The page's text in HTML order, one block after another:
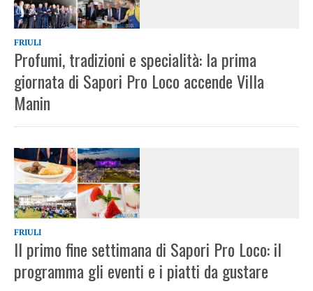
FRIULI
Profumi, tradizioni e specialità: la prima
giornata di Sapori Pro Loco accende Villa
Manin
FRIULI
Il primo fine settimana di Sapori Pro Loco: il
programma gli eventi e i piatti da gustare